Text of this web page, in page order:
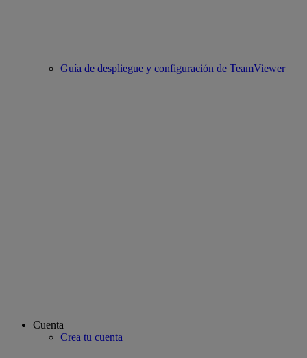
Guía de despliegue y configuración de TeamViewer
Cuenta
Crea tu cuenta